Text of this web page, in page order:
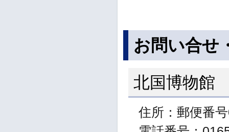
お問い合せ
北国博物館
住所：郵便番